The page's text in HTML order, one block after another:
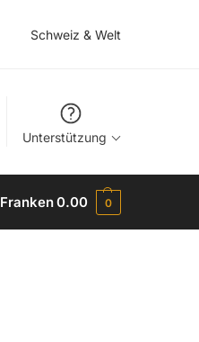
Schweiz & Welt
Unterstützung
Franken0.00 0